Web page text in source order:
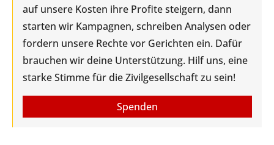
auf unsere Kosten ihre Profite steigern, dann
starten wir Kampagnen, schreiben Analysen oder
fordern unsere Rechte vor Gerichten ein. Dafür
brauchen wir deine Unterstützung. Hilf uns, eine
starke Stimme für die Zivilgesellschaft zu sein!
Spenden